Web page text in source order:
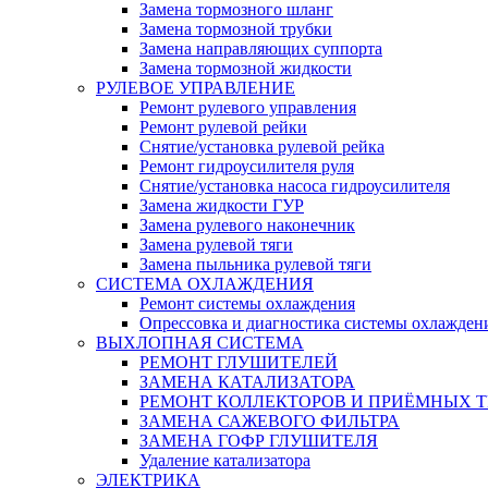
Замена тормозного шланг
Замена тормозной трубки
Замена направляющих суппорта
Замена тормозной жидкости
РУЛЕВОЕ УПРАВЛЕНИЕ
Ремонт рулевого управления
Ремонт рулевой рейки
Снятие/установка рулевой рейка
Ремонт гидроусилителя руля
Снятие/установка насоса гидроусилителя
Замена жидкости ГУР
Замена рулевого наконечник
Замена рулевой тяги
Замена пыльника рулевой тяги
СИСТЕМА ОХЛАЖДЕНИЯ
Ремонт системы охлаждения
Опрессовка и диагностика системы
ВЫХЛОПНАЯ СИСТЕМА
РЕМОНТ ГЛУШИТЕЛЕЙ
ЗАМЕНА КАТАЛИЗАТОРА
РЕМОНТ КОЛЛЕКТОРОВ И ПРИЁМНЫХ
ЗАМЕНА САЖЕВОГО ФИЛЬТРА
ЗАМЕНА ГОФР ГЛУШИТЕЛЯ
Удаление катализатора
ЭЛЕКТРИКА